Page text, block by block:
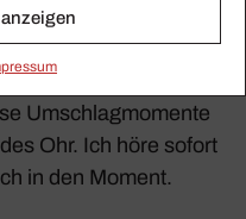
erhebt sich aus einer
für
Mensch­lein, das die
Umschlag­mo­mente
Ohr. Ich höre sofort
in den Moment.